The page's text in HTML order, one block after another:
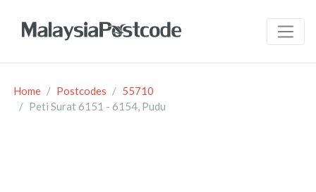
Home Postcodes
55710
Peti Surat 6151 - 6154, Pudu